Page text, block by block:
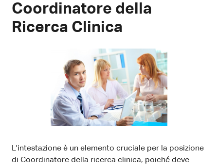
Coordinatore della
Ricerca Clinica
L'intestazione è un elemento cruciale per la posizione
di Coordinatore della ricerca clinica, poiché deve